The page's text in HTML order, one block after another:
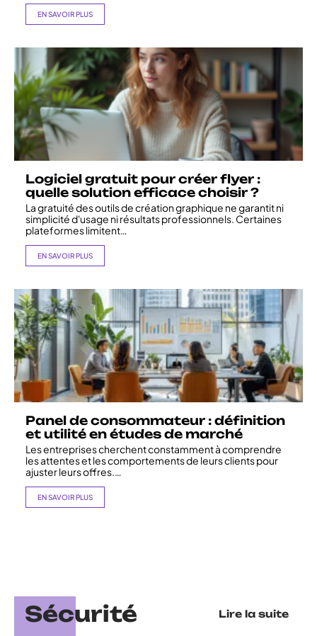
EN SAVOIR PLUS
Logiciel gratuit pour créer flyer :
quelle solution efficace choisir ?
La gratuité des outils de création graphique ne garantit ni
simplicité d'usage ni résultats professionnels. Certaines
plateformes limitent
EN SAVOIR PLUS
Panel de consommateur : définition
et utilité en études de marché
Les entreprises cherchent constamment à comprendre
les attentes et les comportements de leurs clients pour
ajuster leurs offres.
EN SAVOIR PLUS
Sécurité Lire la suite